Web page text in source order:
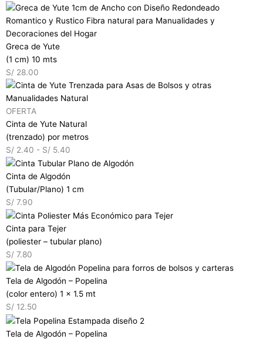
Greca de Yute
(1 cm) 10 mts
S/ 28.00
OFERTA
Cinta de Yute Natural
(trenzado) por metros
S/ 2.40 - S/ 5.40
Cinta de Algodón
(Tubular/Plano) 1 cm
S/ 7.90
Cinta para Tejer
(poliester – tubular plano)
S/ 7.80
Tela de Algodón – Popelina
(color entero) 1 x 1.5 mt
S/ 12.50
Tela de Algodón – Popelina